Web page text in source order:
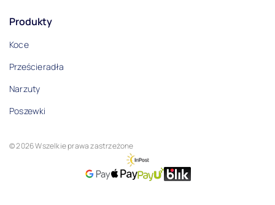
Produkty
Koce
Prześcieradła
Narzuty
Poszewki
© 2026 Wszelkie prawa zastrzeżone